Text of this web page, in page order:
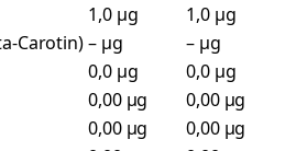
1,0 µg
1,0 µg
Carotin)– µg
– µg
0,0 µg
0,0 µg
0,00 µg
0,00 µg
0,00 µg
0,00 µg